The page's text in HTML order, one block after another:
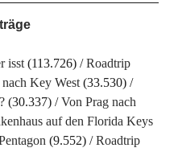
isst (113.726)
Roadtrip
Key West (33.530)
(30.337)
Von Prag nach
auf den Florida Keys
(9.552)
Roadtrip